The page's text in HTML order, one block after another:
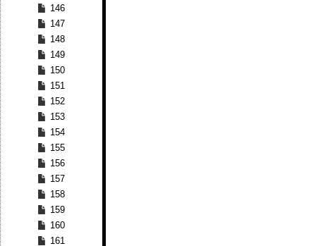
146
147
148
149
150
151
152
153
154
155
156
157
158
159
160
161